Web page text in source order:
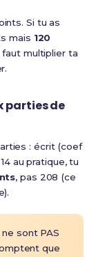
Si tu as
mais 120
faut multiplier ta
parties de
: écrit (coef
au pratique, tu
, pas 208 (ce
sont PAS
que